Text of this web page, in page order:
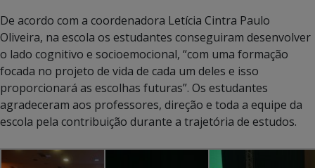
De acordo com a coordenadora Letícia Cintra Paulo
Oliveira, na escola os estudantes conseguiram desenvolver
o lado cognitivo e socioemocional, “com uma formação
focada no projeto de vida de cada um deles e isso
proporcionará as escolhas futuras”. Os estudantes
agradeceram aos professores, direção e toda a equipe da
escola pela contribuição durante a trajetória de estudos.